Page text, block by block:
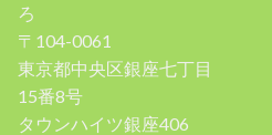
ろ
〒104-0061
東京都中央区銀座七丁目
15番8号
タウンハイツ銀座406